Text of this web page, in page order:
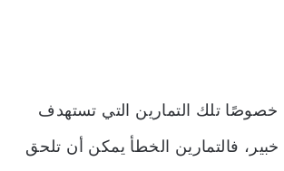
خصوصًا تلك التمارين التي تستهدف
فالتمارين الخطأ يمكن أن تلحق